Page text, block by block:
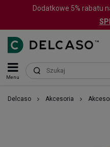
Dodatkowe 5% rabatu
Menu
Delcaso Akcesoria